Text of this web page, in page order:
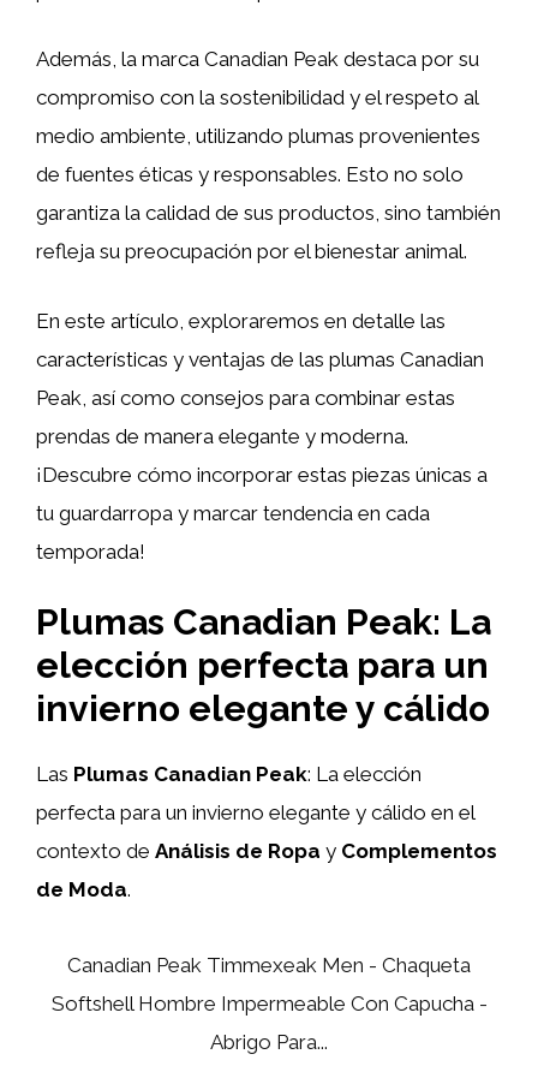
Además, la marca Canadian Peak destaca por su
compromiso con la sostenibilidad y el respeto al
medio ambiente, utilizando plumas provenientes
de fuentes éticas y responsables. Esto no solo
garantiza la calidad de sus productos, sino también
refleja su preocupación por el bienestar animal.
En este artículo, exploraremos en detalle las
características y ventajas de las plumas Canadian
Peak, así como consejos para combinar estas
prendas de manera elegante y moderna.
¡Descubre cómo incorporar estas piezas únicas a
tu guardarropa y marcar tendencia en cada
temporada!
Plumas Canadian Peak: La
elección perfecta para un
invierno elegante y cálido
Las Plumas Canadian Peak: La elección
perfecta para un invierno elegante y cálido en el
contexto de Análisis de Ropa y Complementos
de Moda.
Canadian Peak Timmexeak Men - Chaqueta
Softshell Hombre Impermeable Con Capucha -
Abrigo Para...